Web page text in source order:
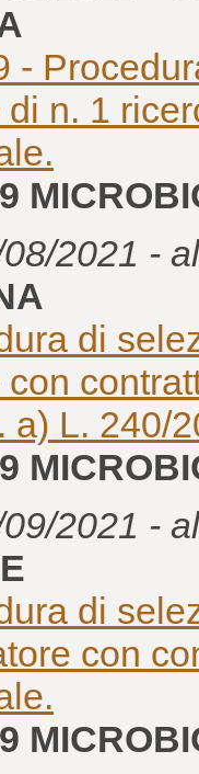
-
n. 1
2021 -
di
a) L. 240/
2021 -
di
con